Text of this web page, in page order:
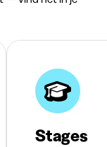
Stages